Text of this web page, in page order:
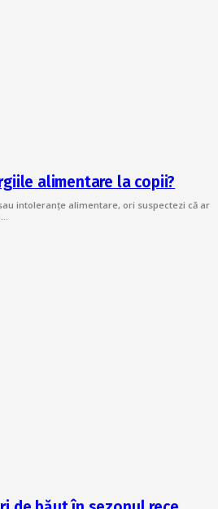
alimentare la copii?
intoleranțe alimentare, ori suspectezi că ar